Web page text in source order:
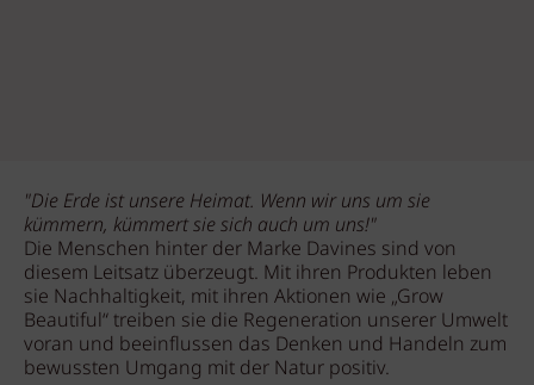
"Die Erde ist unsere Heimat. Wenn wir uns um sie
kümmern, kümmert sie sich auch um uns!"
Die Menschen hinter der Marke Davines sind von
diesem Leitsatz überzeugt. Mit ihren Produkten leben
sie Nachhaltigkeit, mit ihren Aktionen wie „Grow
Beautiful“ treiben sie die Regeneration unserer Umwelt
voran und beeinflussen das Denken und Handeln zum
bewussten Umgang mit der Natur positiv.